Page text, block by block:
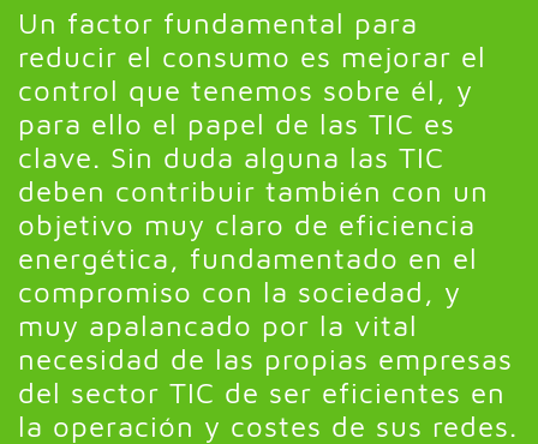
Un factor fundamental para
reducir el consumo es mejorar el
control que tenemos sobre él, y
para ello el papel de las TIC es
clave. Sin duda alguna las TIC
deben contribuir también con un
objetivo muy claro de eficiencia
energética, fundamentado en el
compromiso con la sociedad, y
muy apalancado por la vital
necesidad de las propias empresas
del sector TIC de ser eficientes en
la operación y costes de sus redes.